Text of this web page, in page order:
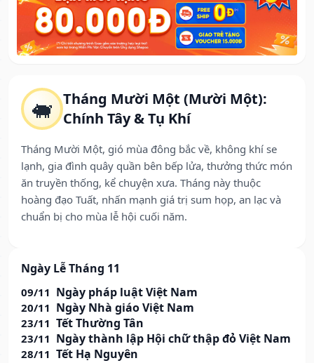
🐖 Tháng Mười Một (Mười Một):
Chính Tây & Tụ Khí
Tháng Mười Một, gió mùa đông bắc về, không khí se
lạnh, gia đình quây quần bên bếp lửa, thưởng thức món
ăn truyền thống, kể chuyện xưa. Tháng này thuộc
hoàng đạo Tuất, nhấn mạnh giá trị sum họp, an lạc và
chuẩn bị cho mùa lễ hội cuối năm.
Ngày Lễ Tháng 11
09/11 Ngày pháp luật Việt Nam
20/11 Ngày Nhà giáo Việt Nam
23/11 Tết Thường Tân
23/11 Ngày thành lập Hội chữ thập đỏ Việt Nam
28/11 Tết Hạ Nguyên